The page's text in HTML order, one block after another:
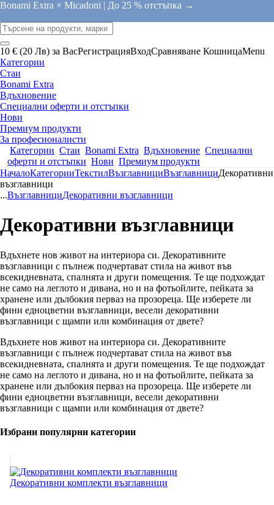
Bonami Extra × Micadoni | До 25 % отстъпка →
10 € (20 Лв) за ВасРегистрацияВходСравняване КошницаMenu
Категории
Стаи
Bonami Extra
Вдъхновение
Специални оферти и отстъпки
Нови
Премиум продукти
За професионалисти
Категории Стаи Bonami Extra Вдъхновение Специални
оферти и отстъпки Нови Премиум продукти
НачалоКатегорииТекстилВъзглавнициВъзглавнициДекоративни
възглавници
...ВъзглавнициДекоративни възглавници
Декоративни възглавници
Вдъхнете нов живот на интериора си. Декоративните
възглавници с пълнеж подчертават стила на живот във
всекидневната, спалнята и други помещения. Те ще подхождат
не само на леглото и дивана, но и на фотьойлите, пейката за
хранене или дълбокия перваз на прозореца. Ще изберете ли
фини едноцветни възглавници, весели декоративни
възглавници с щампи или комбинация от двете?
Вдъхнете нов живот на интериора си. Декоративните
възглавници с пълнеж подчертават стила на живот във
всекидневната, спалнята и други помещения. Те ще подхождат
не само на леглото и дивана, но и на фотьойлите, пейката за
хранене или дълбокия перваз на прозореца. Ще изберете ли
фини едноцветни възглавници, весели декоративни
възглавници с щампи или комбинация от двете?
Избрани популярни категории
Декоративни комплекти възглавници